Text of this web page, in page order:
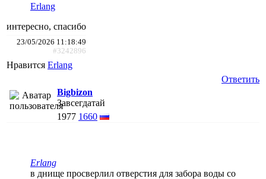
Erlang
интересно, спасибо
23/05/2026 11:18:49
#3242896
Нравится Erlang
Ответить
Bigbizon
Завсегдатай
1977 1660
Erlang
в днище просверлил отверстия для забора воды со